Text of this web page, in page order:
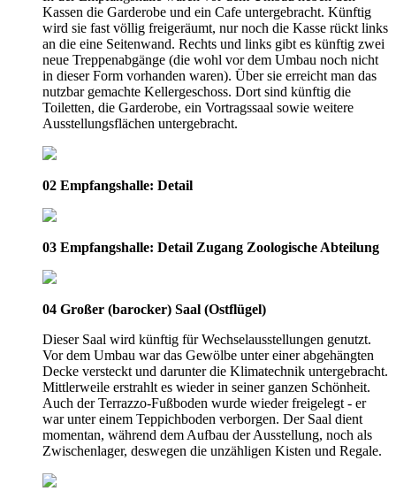
Kassen die Garderobe und ein Cafe untergebracht. Künftig
wird sie fast völlig freigeräumt, nur noch die Kasse rückt links
an die eine Seitenwand. Rechts und links gibt es künftig zwei
neue Treppenabgänge (die wohl vor dem Umbau noch nicht
in dieser Form vorhanden waren). Über sie erreicht man das
nutzbar gemachte Kellergeschoss. Dort sind künftig die
Toiletten, die Garderobe, ein Vortragssaal sowie weitere
Ausstellungsflächen untergebracht.
02 Empfangshalle: Detail
03 Empfangshalle: Detail Zugang Zoologische Abteilung
04 Großer (barocker) Saal (Ostflügel)
Dieser Saal wird künftig für Wechselausstellungen genutzt.
Vor dem Umbau war das Gewölbe unter einer abgehängten
Decke versteckt und darunter die Klimatechnik untergebracht.
Mittlerweile erstrahlt es wieder in seiner ganzen Schönheit.
Auch der Terrazzo-Fußboden wurde wieder freigelegt - er
war unter einem Teppichboden verborgen. Der Saal dient
momentan, während dem Aufbau der Ausstellung, noch als
Zwischenlager, deswegen die unzähligen Kisten und Regale.